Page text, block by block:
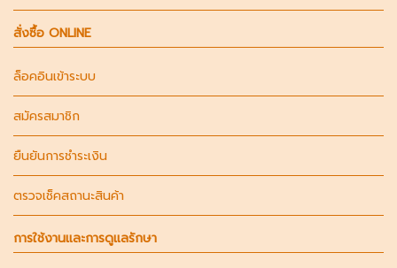
สั่งซื้อ ONLINE
ล็อคอินเข้าระบบ
สมัครสมาชิก
ยืนยันการชำระเงิน
ตรวจเช็คสถานะสินค้า
การใช้งานและการดูแลรักษา